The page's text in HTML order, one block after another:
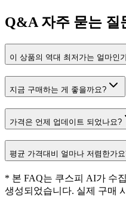
Q&A자주 묻는 질
이 상품의 역대 최저가는 얼마인
지금 구매하는 게 좋을까요?
가격은 언제 업데이트 되었나요?
평균 가격대비 얼마나 저렴한가
* 본 FAQ는 쿠스피 AI가 수
생성되었습니다. 실제 구매